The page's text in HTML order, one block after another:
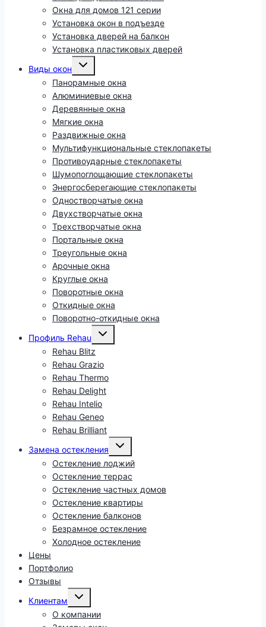
Окна для домов 121 серии
Установка окон в подъезде
Установка дверей на балкон
Установка пластиковых дверей
Виды окон
Развернуть
меню
Панорамные окна
Алюминиевые окна
Деревянные окна
Мягкие окна
Раздвижные окна
Мультифункциональные стеклопакеты
Противоударные стеклопакеты
Шумопоглощающие стеклопакеты
Энергосберегающие стеклопакеты
Одностворчатые окна
Двухстворчатые окна
Трехстворчатые окна
Портальные окна
Треугольные окна
Арочные окна
Круглые окна
Поворотные окна
Откидные окна
Поворотно-откидные окна
Профиль Rehau
Развернуть
Rehau Blitz
Rehau Grazio
Rehau Thermo
Rehau Delight
Rehau Intelio
Rehau Geneo
Rehau Brilliant
Замена остекления
Развернуть
меню
Остекление лоджий
Остекление террас
Остекление частных домов
Остекление квартиры
Остекление балконов
Безрамное остекление
Холодное остекление
Цены
Портфолио
Отзывы
Клиентам
Развернуть
меню
О компании